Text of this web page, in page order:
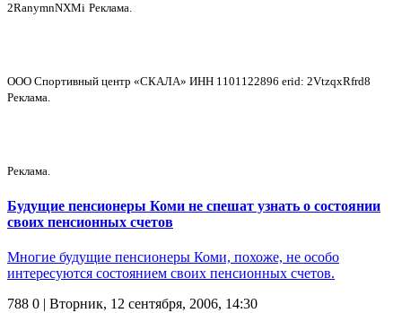
2RanymnNXMi Реклама.
ООО Спортивный центр «СКАЛА» ИНН 1101122896 erid: 2VtzqxRfrd8
Реклама.
Реклама.
Будущие пенсионеры Коми не спешат узнать о состоянии
своих пенсионных счетов
Многие будущие пенсионеры Коми, похоже, не особо
интересуются состоянием своих пенсионных счетов.
788 0 | Вторник, 12 сентября, 2006, 14:30